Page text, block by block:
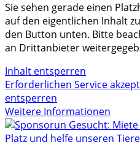
Sie sehen gerade einen
auf den eigentlichen Inhalt
den Button unten. Bitte
an Drittanbieter
Inhalt entsperren
Erforderlichen Service
entsperren
Weitere Informationen